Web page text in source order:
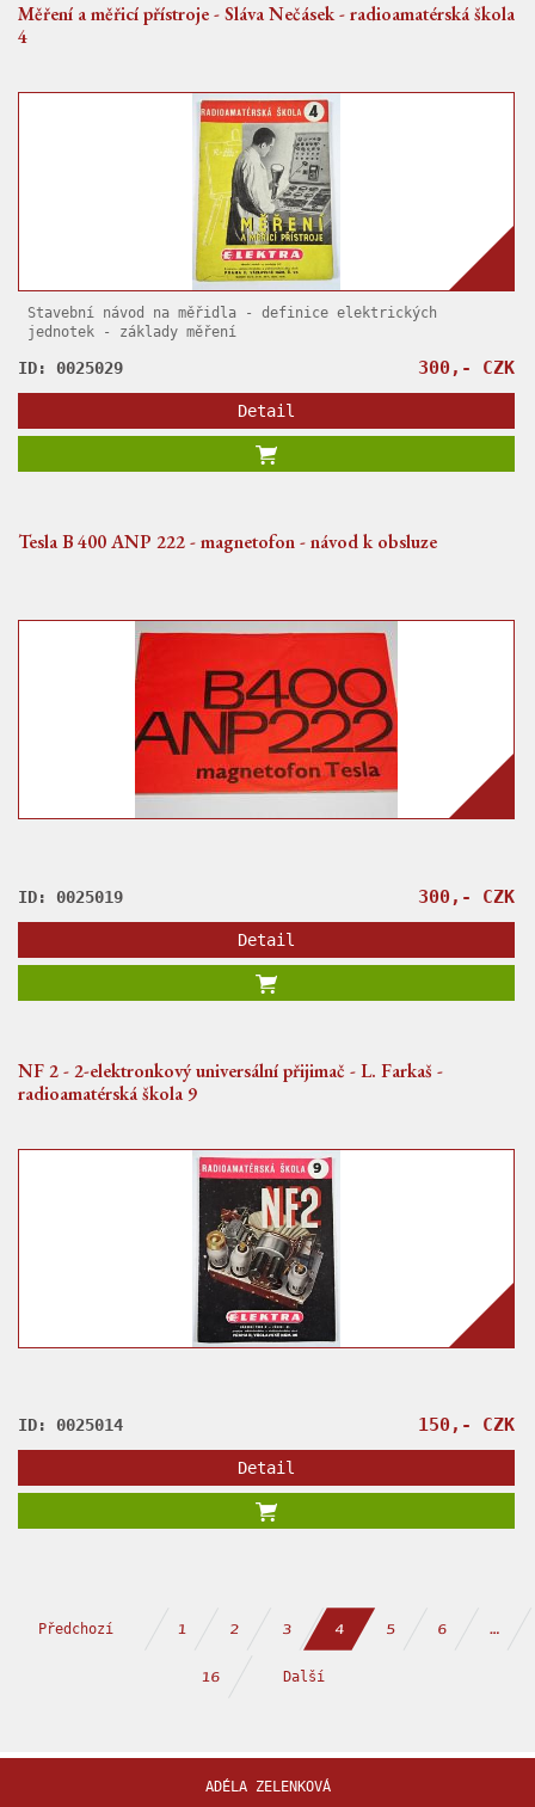
Měření a měřicí přístroje - Sláva Nečásek - radioamatérská škola
4
Stavební návod na měřidla - definice elektrických
jednotek - základy měření
ID: 0025029 300,- CZK
Detail
Tesla B 400 ANP 222 - magnetofon - návod k obsluze
ID: 0025019 300,- CZK
Detail
NF 2 - 2-elektronkový universální přijimač - L. Farkaš -
radioamatérská škola 9
ID: 0025014 150,- CZK
Detail
Předchozí 1 2 3 4 5 6 …
16 Další
ADÉLA ZELENKOVÁ